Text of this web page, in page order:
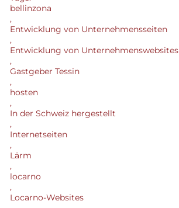
bellinzona
,
Entwicklung von Unternehmensseiten
,
Entwicklung von Unternehmenswebsites
,
Gastgeber Tessin
,
hosten
,
In der Schweiz hergestellt
,
Internetseiten
,
Lärm
,
locarno
,
Locarno-Websites